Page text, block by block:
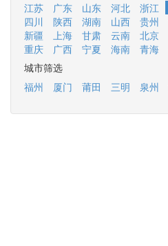
江苏 广东 山东 河北 浙江
四川
陕西 湖南 山西 贵州
新疆
上海 甘肃 云南 北京
重庆
广西 宁夏 海南 青海
城市筛选
福州
厦门 莆田 三明 泉州